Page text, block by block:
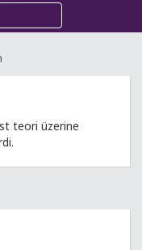
teori üzerine